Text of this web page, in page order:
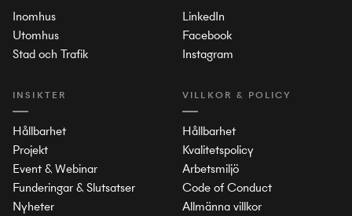
Inomhus
Utomhus
Stad och Trafik
INSIKTER
Hållbarhet
Projekt
Event & Webinar
Funderingar & Slutsatser
Nyheter
LinkedIn
Facebook
Instagram
VILLKOR & POLICY
Hållbarhet
Kvalitetspolicy
Arbetsmiljö
Code of Conduct
Allmänna villkor